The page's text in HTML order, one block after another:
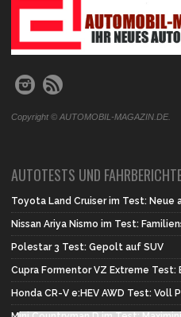
Copyright © AUTOMOBIL-MAGAZIN.DE.
AUTOTESTS UND
Toyota Land Cruiser im Test:
Nissan Ariya Nismo im Test:
Polestar 3 Test: Gepolt auf SUV
Cupra Formentor VZ Extreme Test:
Honda CR-V e:HEV AWD Test: Voll